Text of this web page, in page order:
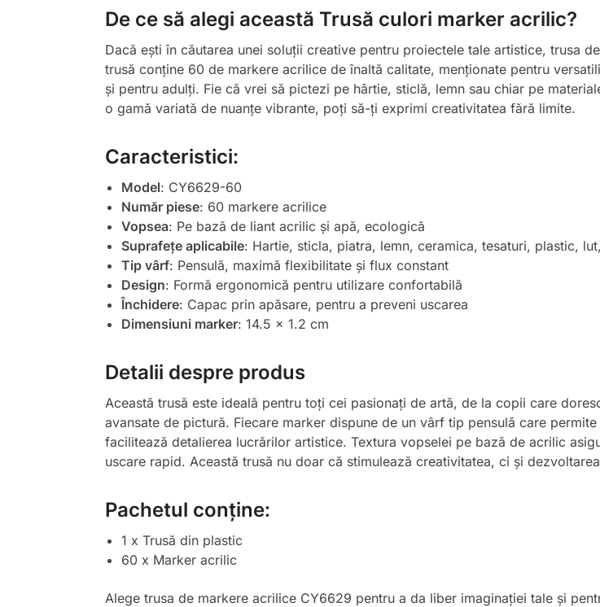
De ce să alegi această Trusă culori marker acrilic?
Dacă ești în căutarea unei soluții creative pentru proiectele tale artistice, trusa
trusă conține 60 de markere acrilice de înaltă calitate, menționate pentru
și pentru adulți. Fie că vrei să pictezi pe hârtie, sticlă, lemn sau chiar pe
o gamă variată de nuanțe vibrante, poți să-ți exprimi creativitatea fără limite.
Caracteristici:
Model: CY6629-60
Număr piese: 60 markere acrilice
Vopsea: Pe bază de liant acrilic și apă, ecologică
Suprafețe aplicabile: Hartie, sticla, piatra, lemn, ceramica, tesaturi, plastic,
Tip vârf: Pensulă, maximă flexibilitate și flux constant
Design: Formă ergonomică pentru utilizare confortabilă
Închidere: Capac prin apăsare, pentru a preveni uscarea
Dimensiuni marker: 14.5 x 1.2 cm
Detalii despre produs
Această trusă este ideală pentru toți cei pasionați de artă, de la copii care
avansate de pictură. Fiecare marker dispune de un vârf tip pensulă care
facilitează detalierea lucrărilor artistice. Textura vopselei pe bază de acrilic
uscare rapid. Această trusă nu doar că stimulează creativitatea, ci și
Pachetul conține:
1 x Trusă din plastic
60 x Marker acrilic
Alege trusa de markere acrilice CY6629 pentru a da liber imaginației tale și